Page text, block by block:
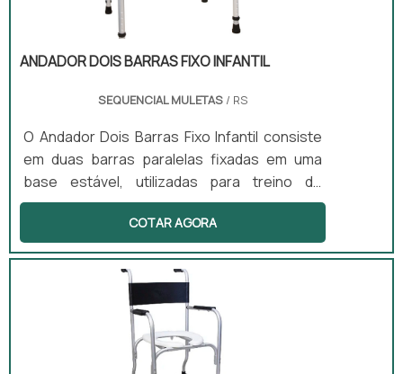
uso hospitalar, ambulatorial ou domiciliar.
ANDADOR DOIS BARRAS FIXO INFANTIL
SEQUENCIAL MULETAS/ RS
O Andador Dois Barras Fixo Infantil consiste
em duas barras paralelas fixadas em uma
base estável, utilizadas para treino de
marcha e equilíbrio. Este equipamento
promove reabilitação progressiva e
fortalecimento muscular, sendo
especialmente benéfico para pacientes
pós-cirúrgicos e aqueles com distúrbios
neuromotores. Sua aplicação é comum em
clínicas de fisioterapia, onde auxilia na
recuperação da mobilidade.
COTAR AGORA